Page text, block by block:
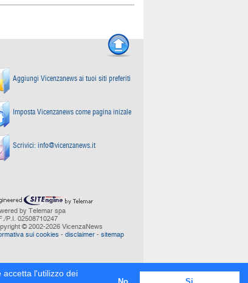
accetta l'utilizzo dei
Aggiungi Vicenzanews ai tuoi siti preferiti
Imposta Vicenzanews come pagina inizale
Scrivici: info@vicenzanews.it
by Telemar spa
P.I. 02508710247
© 2002-2026 VicenzaNews
sui cookies - disclaimer - sitemap